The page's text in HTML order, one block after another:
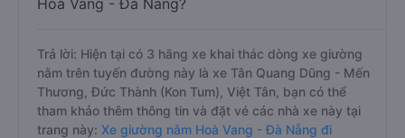
Hoà Vang - Đà Nẵng?
Trả lời: Hiện tại có 3 hãng xe khai thác dòng xe giường
nằm trên tuyến đường này là xe Tân Quang Dũng - Mến
Thương, Đức Thành (Kon Tum), Việt Tân, bạn có thể
tham khảo thêm thông tin và đặt vé các nhà xe này tại
trang này: Xe giường nằm Hoà Vang - Đà Nẵng đi